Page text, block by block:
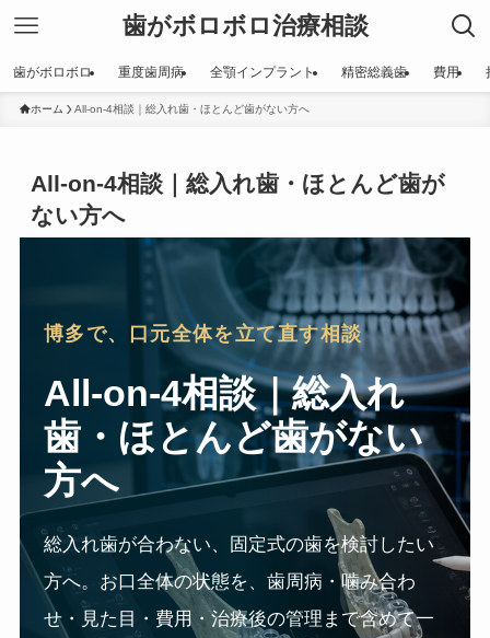
歯がボロボロ治療相談
歯がボロボロ 重度歯周病 全顎インプラント 精密総義歯 費用
ホーム All-on-4相談｜総入れ歯・ほとんど歯がない方へ
All-on-4相談｜総入れ歯・ほとんど歯が
ない方へ
博多で、口元全体を立て直す相談
All-on-4相談｜総入れ
歯・ほとんど歯がない
方へ
総入れ歯が合わない、固定式の歯を検討したい
方へ。お口全体の状態を、歯周病・噛み合わ
せ・見た目・費用・治療後の管理まで含めて一